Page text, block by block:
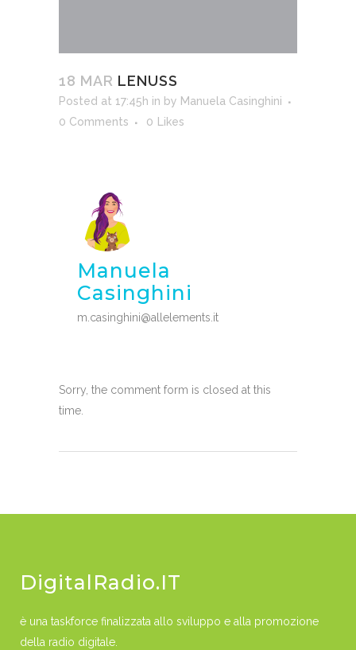
18 MAR LENUSS
Posted at 17:45h in by Manuela Casinghini
0 Comments
0 Likes
Manuela
Casinghini
m.casinghini@allelements.it
Sorry, the comment form is closed at this
time.
DigitalRadio.IT
è una taskforce finalizzata allo sviluppo e alla promozione
della radio digitale.